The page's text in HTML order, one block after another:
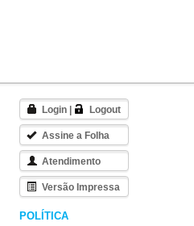
Login Logout
Assine a Folha
Atendimento
Versão Impressa
POLÍTICA